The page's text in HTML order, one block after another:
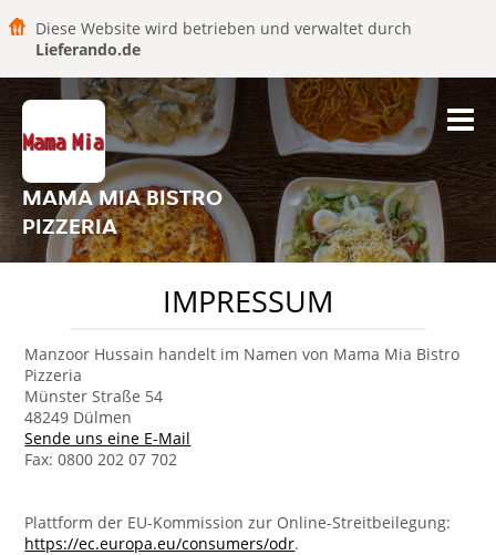
Diese Website wird betrieben und verwaltet durch
Lieferando.de
MAMA MIA BISTRO
PIZZERIA
IMPRESSUM
Manzoor Hussain handelt im Namen von Mama Mia Bistro
Pizzeria
Münster Straße 54
48249 Dülmen
Sende uns eine E-Mail
Fax: 0800 202 07 702
Plattform der EU-Kommission zur Online-Streitbeilegung:
https://ec.europa.eu/consumers/odr.